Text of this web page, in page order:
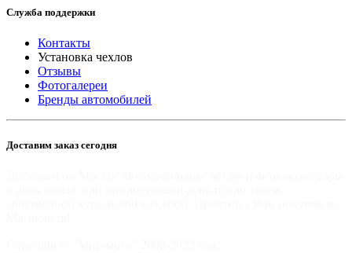
Служба поддержки
Контакты
Установка чехлов
Отзывы
Фотогалереи
Бренды автомобилей
Доставим заказ сегодня